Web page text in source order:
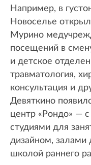
Например, в
Новоселье
Мурино
посещений в
и детское
травматология,
консультация и
Девяткино
центр «Рондо» —
студиями для
дизайном, залами
школой раннего